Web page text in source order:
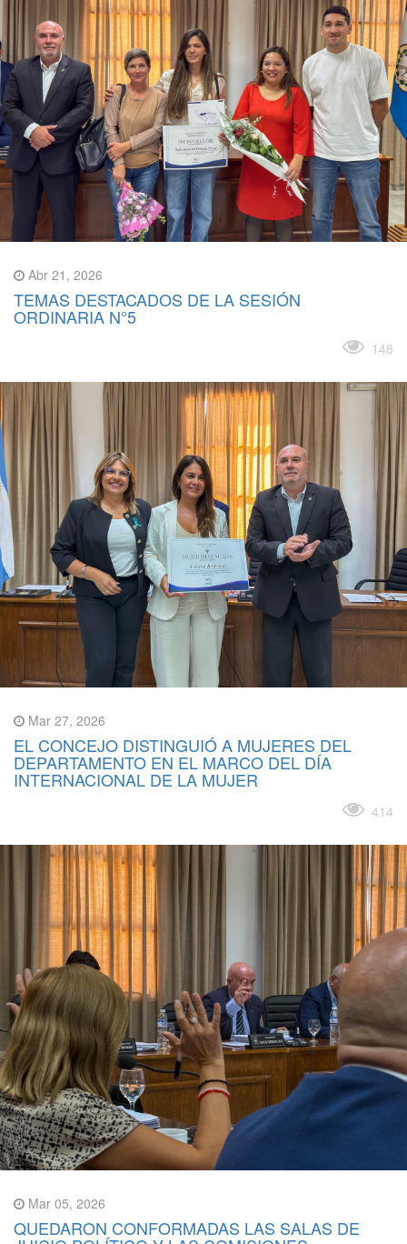
Abr 21, 2026
TEMAS DESTACADOS DE LA SESIÓN
ORDINARIA N°5
148
Mar 27, 2026
EL CONCEJO DISTINGUIÓ A MUJERES DEL
DEPARTAMENTO EN EL MARCO DEL DÍA
INTERNACIONAL DE LA MUJER
414
Mar 05, 2026
QUEDARON CONFORMADAS LAS SALAS DE